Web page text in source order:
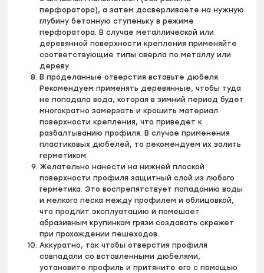
перфоратора), а затем досверливаете на нужную
глубину бетонную ступеньку в режиме
перфоратора. В случае металлической или
деревянной поверхности крепления применяйте
соответствующие типы сверла по металлу или
дереву.
В проделанные отверстия вставьте дюбеля.
Рекомендуем применять деревянные, чтобы туда
не попадала вода, которая в зимний период будет
многократно замерзать и крошить материал
поверхности крепления, что приведет к
разбалтыванию профиля. В случае применения
пластиковых дюбелей, то рекомендуем их залить
герметиком.
Желательно нанести на нижней плоской
поверхности профиля защитный слой из любого
герметика. Это воспрепятствует попаданию воды
и мелкого песка между профилем и облицовкой,
что продлит эксплуатацию и помешает
абразивным крупинкам грязи создавать скрежет
при прохождении пешеходов.
Аккуратно, так чтобы отверстия профиля
совпадали со вставленными дюбелями,
установите профиль и притяните его с помощью